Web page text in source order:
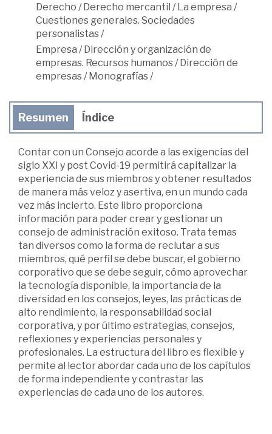
Derecho /Derecho mercantil /La empresa /
Cuestiones generales. Sociedades
personalistas /
Empresa /Dirección y organización de
empresas. Recursos humanos /Dirección de
empresas /Monografías /
Resumen Índice
Contar con un Consejo acorde a las exigencias del
siglo XXI y post Covid-19 permitirá capitalizar la
experiencia de sus miembros y obtener resultados
de manera más veloz y asertiva, en un mundo cada
vez más incierto. Este libro proporciona
información para poder crear y gestionar un
consejo de administración exitoso. Trata temas
tan diversos como la forma de reclutar a sus
miembros, qué perfil se debe buscar, el gobierno
corporativo que se debe seguir, cómo aprovechar
la tecnología disponible, la importancia de la
diversidad en los consejos, leyes, las prácticas de
alto rendimiento, la responsabilidad social
corporativa, y por último estrategias, consejos,
reflexiones y experiencias personales y
profesionales. La estructura del libro es flexible y
permite al lector abordar cada uno de los capítulos
de forma independiente y contrastar las
experiencias de cada uno de los autores.